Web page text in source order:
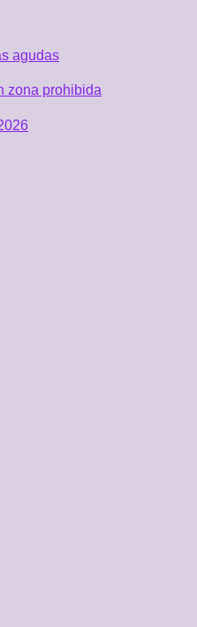
agudas
zona prohibida